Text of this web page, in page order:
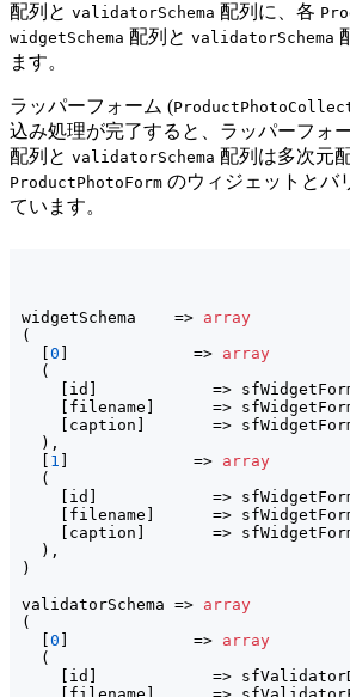
配列と validatorSchema 配列に、各
widgetSchema 配列と validatorSchema
ます。
ラッパーフォーム (
込み処理が完了すると、ラッパーフォ
配列と validatorSchema 配列は多次元
ProductPhotoForm のウィジェットとバ
ています。
widgetSchema    => array
(
0
             =>
array
(
id
=>
filename
=>
caption
=>
) ,
1
             =>
array
(
id
=>
filename
=>
caption
=>
)
)
validatorSchema => array
(
0
             =>
array
(
id
=>